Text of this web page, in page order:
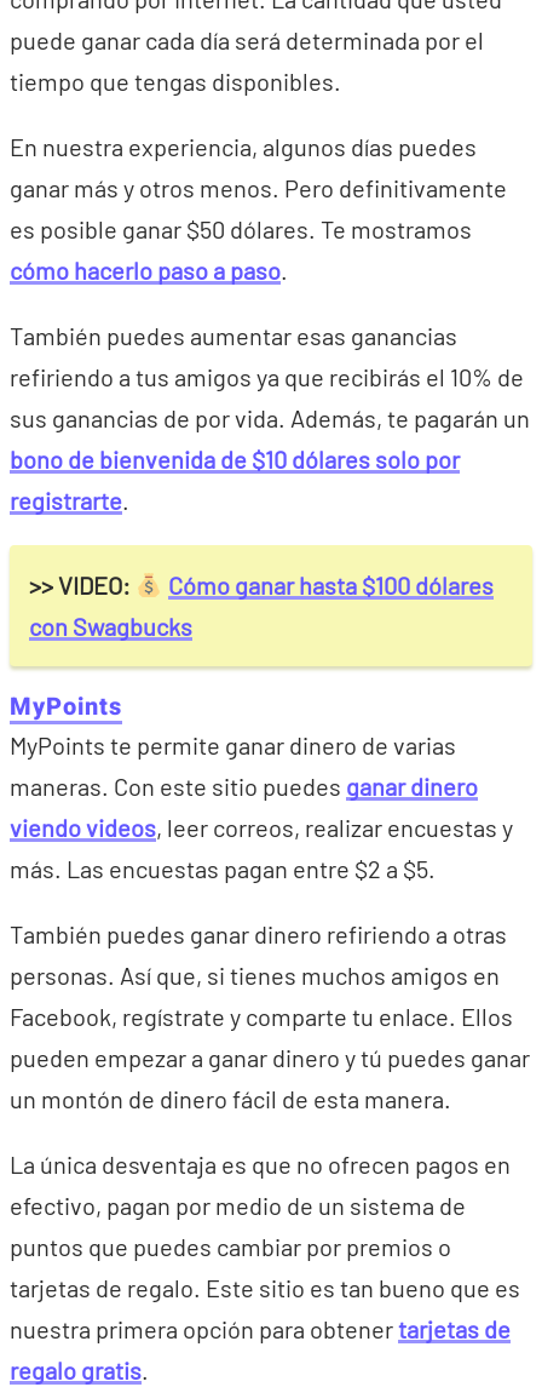
puede ganar cada día será determinada por el
tiempo que tengas disponibles.
En nuestra experiencia, algunos días puedes
ganar más y otros menos. Pero definitivamente
es posible ganar $50 dólares. Te mostramos
cómo hacerlo paso a paso.
También puedes aumentar esas ganancias
refiriendo a tus amigos ya que recibirás el 10% de
sus ganancias de por vida. Además, te pagarán un
bono de bienvenida de $10 dólares solo por
registrarte.
>> VIDEO:
Cómo ganar hasta $100 dólares
con Swagbucks
MyPoints
MyPoints te permite ganar dinero de varias
maneras. Con este sitio puedes ganar dinero
viendo videos, leer correos, realizar encuestas y
más. Las encuestas pagan entre $2 a $5.
También puedes ganar dinero refiriendo a otras
personas. Así que, si tienes muchos amigos en
Facebook, regístrate y comparte tu enlace. Ellos
pueden empezar a ganar dinero y tú puedes ganar
un montón de dinero fácil de esta manera.
La única desventaja es que no ofrecen pagos en
efectivo, pagan por medio de un sistema de
puntos que puedes cambiar por premios o
tarjetas de regalo. Este sitio es tan bueno que es
nuestra primera opción para obtenertarjetas de
regalo gratis.